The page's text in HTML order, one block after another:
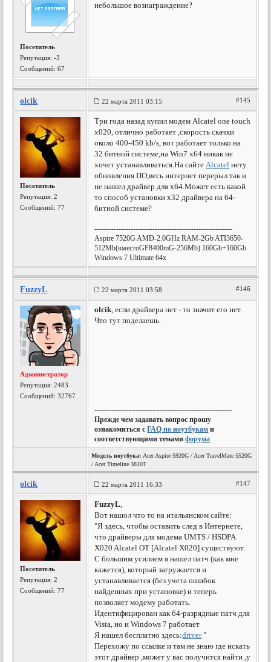
Посетитель
Репутация:-3
Сообщений: 67
небольшое вознаграждение?
olcik 22 марта 2011 03:15 #145
Посетитель
Репутация:2
Сообщений: 77
Три года назад купил модем Аlcatel one touch
x020, отлично работает ,скорость скачки
около 400-450 kb/s, вот работает только на
32 битной системе,на Win7 x64 никак не
хочет устанавливаться.На сайтеАlcatel нету
обновления ПО,весь интернет перерыл так и
не нашел драйвер для х64.Может есть какой
то способ установки х32 драйвера на 64-
битной системе?
---------------------------------------------------------
Aspire 7520G AMD-2.0GHz RAM-2Gb ATI3650-
512Mb(вместоGF8400mG-256Mb) 160Gb+160Gb
Windows 7 Ultimate 64x
FuzzyL 22 марта 2011 03:58 #146
Администратор
Репутация:2483
Сообщений: 32767
olcik, если драйвера нет - то значит его нет.
Что тут поделаешь.
---------------------------------------------------------
Прежде чем задавать вопрос прошу
ознакомиться сFAQ по ноутбукам и
соответствующими темамифорума
Модель ноутбука: Acer Aspire 5920G / Acer TravelMate 5520G
/ Acer Timeline 3810T
olcik 22 марта 2011 16:33 #147
Посетитель
Репутация:2
Сообщений: 77
FuzzyL,
Вот нашол что то на итальянском сайте:
"Я здесь, чтобы оставить след в Интернете,
что драйверы для модема UMTS / HSDPA
X020 Alcatel OT [Alcatel X020] существуют.
С большим усилием я нашел патч (как мне
кажется), который загружается и
устанавливается (без учета ошибок
найденных при установке) и теперь
позволяет модему работать.
Идентифицирован как 64-разрядные патч для
Vista, но и Windows 7 работает
Я нашел бесплатно здесь:driver"
Перехожу по ссылке и там не знаю где искать
этот драйвер ,может у вас получится найти ,у